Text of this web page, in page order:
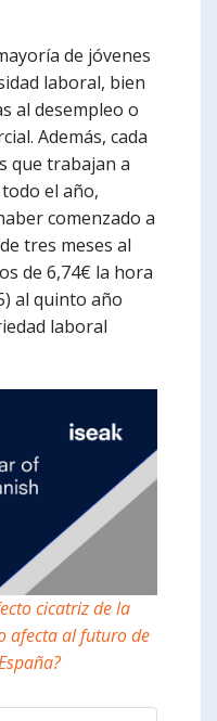
de jóvenes
laboral, bien
al desempleo o
Además, cada
que trabajan a
el año,
comenzado a
tres meses al
de 6,74€ la hora
al quinto año
laboral
cicatriz de la
afecta al futuro de